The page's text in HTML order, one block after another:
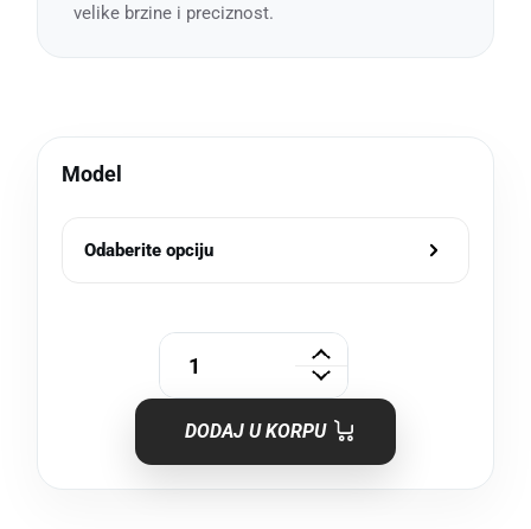
velike brzine i preciznost.
Model
Odaberite opciju
DODAJ U KORPU